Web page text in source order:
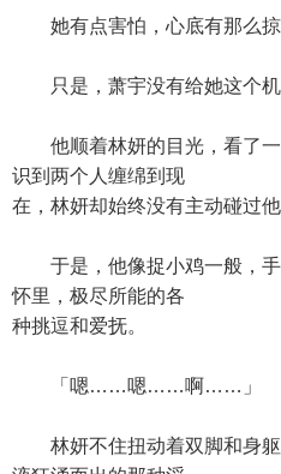
她有点害怕，心底有那么掠
只是，萧宇没有给她这个机
他顺着林妍的目光，看了一
识到两个人缠绵到现
在，林妍却始终没有主动碰过他
于是，他像捉小鸡一般，手
怀里，极尽所能的各
种挑逗和爱抚。
「嗯……嗯……啊……」
林妍不住扭动着双脚和身躯